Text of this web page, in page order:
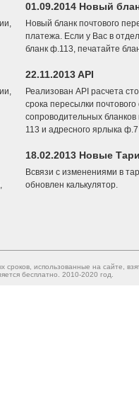
01.09.2014 Новый
Новый бланк почтового
платежа. Если у Вас в
бланк ф.113, печатайте
22.11.2013 API
Реализован API расчета
срока пересылки
сопроводительных
113 и адресного ярлыка ф.7
18.02.2013 Новые
Всвязи с изменениями в
обновлен калькулятор.
сроков, использованные на сайте,
бесплатно. 2010-2020 год.